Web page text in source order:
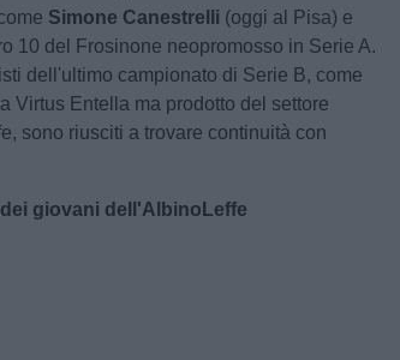
Simone Canestrelli (oggi al Pisa) e
10 del Frosinone neopromosso in Serie A.
dell'ultimo campionato di Serie B, come
Virtus Entella ma prodotto del settore
sono riusciti a trovare continuità con
giovani dell'AlbinoLeffe